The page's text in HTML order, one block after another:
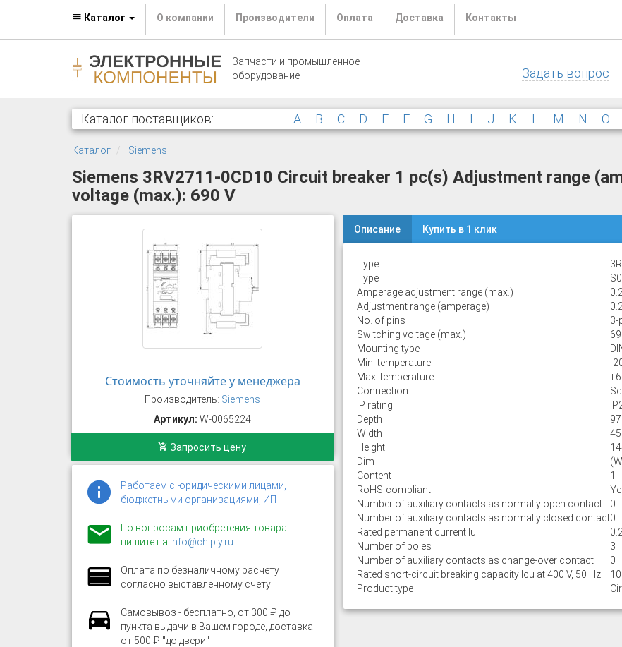
Каталог О компании Производители Оплата Доставка Контакты
Запчасти и промышленное
оборудование
Задать вопрос
Каталог поставщиков: A B C D E F G H I J K L M N O
Каталог Siemens
Siemens 3RV2711-0CD10 Circuit breaker 1 pc(s) Adjustment range
voltage (max.): 690 V
Стоимость уточняйте у менеджера
Производитель: Siemens
Артикул: W-0065224
Запросить цену
Работаем с юридическими лицами,
бюджетными организациями, ИП
По вопросам приобретения товара
пишите на info@chiply.ru
Оплата по безналичному расчету
согласно выставленному счету
Самовывоз - бесплатно, от 300 ₽ до
пункта выдачи в Вашем городе, доставка
от 500 ₽ "до двери"
Описание Купить в 1 клик
Type
Type
Amperage adjustment range (max.)
Adjustment range (amperage)
No. of pins
3-
Switching voltage (max.)
Mounting type
Min. temperature
-
Max. temperature
Connection
IP rating
Depth
97
Width
45
Height
Dim
Content
1
RoHS-compliant
Number of auxiliary contacts as normally open contact
0
Number of auxiliary contacts as normally closed contact0
Rated permanent current Iu
Number of poles
3
Number of auxiliary contacts as change-over contact
0
Rated short-circuit breaking capacity lcu at 400 V, 50 Hz
Product type